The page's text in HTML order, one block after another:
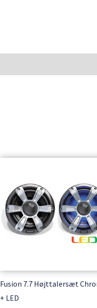
Fusion 7.7 Højttalersæt
+ LED